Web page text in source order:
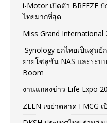
i-Motor เปิดตัว BREEZE
ไทยมากที่สุด
Miss Grand International
Synology ยกไทยเป็นศูนย์
ยายโซลูชัน NAS และระบ
Boom
งานแถลงข่าว Life Expo
ZEEN เขย่าตลาด FMCG